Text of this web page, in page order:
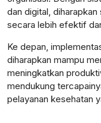
dan digital,
secara lebih efektif
Ke depan,
diharapkan mampu
meningkatkan
mendukung
pelayanan kesehatan